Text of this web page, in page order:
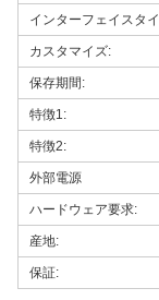
インターフェイスタ
カスタマイズ:
保存期間:
特徴1:
特徴2:
外部電源
ハードウェア要求:
産地:
保証: